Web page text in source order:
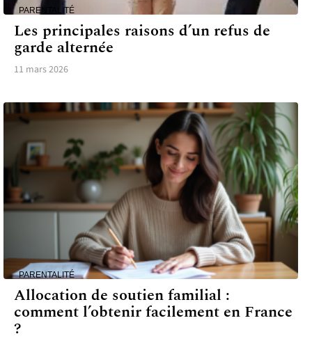
PARENTALITÉ
Les principales raisons d’un refus de
garde alternée
11 mars 2026
PARENTALITÉ
Allocation de soutien familial :
comment l’obtenir facilement en France
?